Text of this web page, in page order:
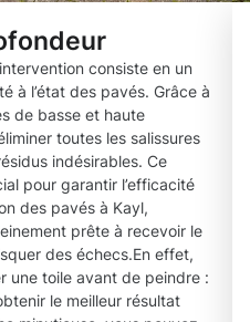
consiste en un
à l’état des pavés. Grâce à
de basse et haute
toutes les salissures
indésirables. Ce
pour garantir l’efficacité
des pavés à Kayl,
prête à recevoir le
des échecs.En effet,
une toile avant de peindre :
le meilleur résultat